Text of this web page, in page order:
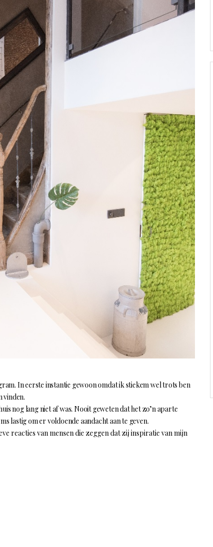
In eerste instantie gewoon omdat ik stiekem wel trots ben
vinden.
nog lang niet af was. Nooit geweten dat het zo’n aparte
lastig om er voldoende aandacht aan te geven.
reacties van mensen die zeggen dat zij inspiratie van mijn